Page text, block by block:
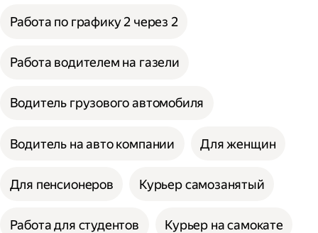
Работа по графику 2 через 2
Работа водителем на газели
Водитель грузового автомобиля
Водитель на авто компании Для женщин
Для пенсионеров Курьер самозанятый
Работа для студентов Курьер на самокате